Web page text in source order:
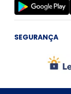
SEGURANÇA